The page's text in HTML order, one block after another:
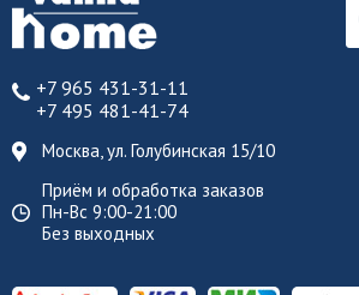
+7 965 431-31-11
+7 495 481-41-74
Москва, ул. Голубинская 15/10
Приём и обработка заказов
Пн-Вс 9:00-21:00
Без выходных